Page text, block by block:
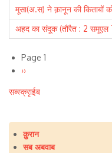
मूसा(अ.स) ने क़ानून की किताबों
अहद का संदूक (तौरैत : 2 समूएल
Pagination
Page 1
Next
››
सब्स्क्रृाईब
Main
क़ुरान
सब अबवाब